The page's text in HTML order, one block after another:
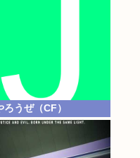
ろうぜ（CF）